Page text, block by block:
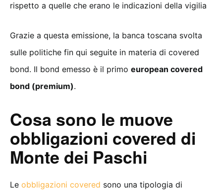
rispetto a quelle che erano le indicazioni della vigilia
Grazie a questa emissione, la banca toscana svolta
sulle politiche fin qui seguite in materia di covered
bond. Il bond emesso è il primo european covered
bond (premium).
Cosa sono le muove
obbligazioni covered di
Monte dei Paschi
Le obbligazioni covered sono una tipologia di